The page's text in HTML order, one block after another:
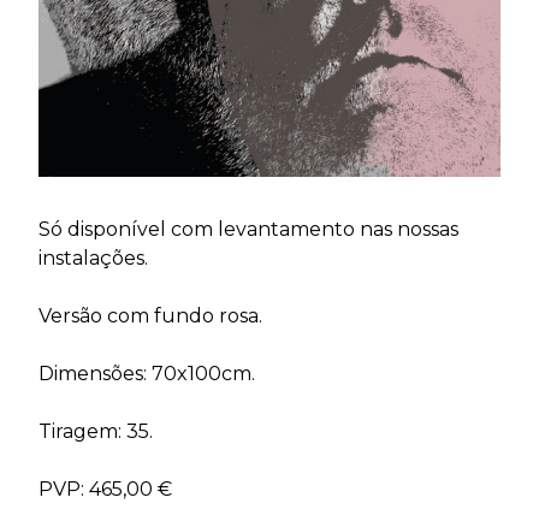
Só disponível com levantamento nas nossas
instalações.
Versão com fundo rosa.
Dimensões: 70x100cm.
Tiragem: 35.
PVP: 465,00 €